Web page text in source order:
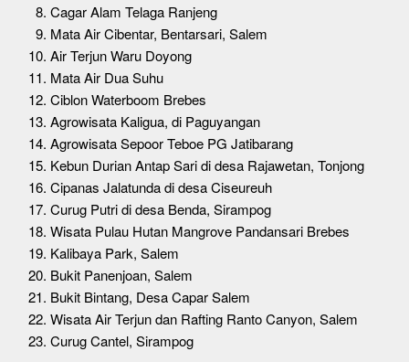
Cagar Alam Telaga Ranjeng
Mata Air Cibentar, Bentarsari, Salem
Air Terjun Waru Doyong
Mata Air Dua Suhu
Ciblon Waterboom Brebes
Agrowisata Kaligua, di Paguyangan
Agrowisata Sepoor Teboe PG Jatibarang
Kebun Durian Antap Sari di desa Rajawetan, Tonjong
Cipanas Jalatunda di desa Ciseureuh
Curug Putri di desa Benda, Sirampog
Wisata Pulau Hutan Mangrove Pandansari Brebes
Kalibaya Park, Salem
Bukit Panenjoan, Salem
Bukit Bintang, Desa Capar Salem
Wisata Air Terjun dan Rafting Ranto Canyon, Salem
Curug Cantel, Sirampog